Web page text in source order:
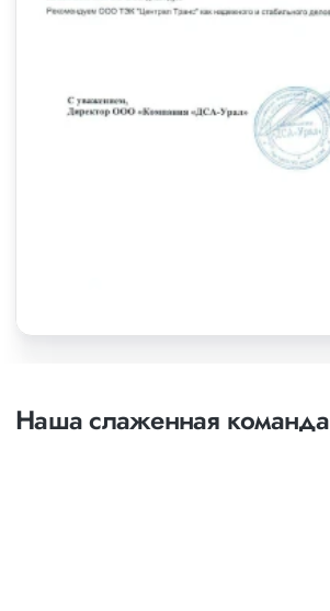
Наша слаженная команда